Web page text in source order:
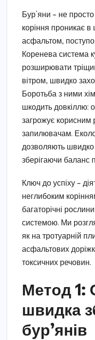
Бур’яни – не просто
коріння проникає
асфальтом,
Коренева система
розширювати
вітром, швидко
Боротьба з ними
шкодить довкіллю:
загрожує корисним
запилювачам.
дозволяють
зберігаючи баланс
Ключ до успіху –
неглибоким
багаторічні
системою. Ми
як на тротуарній
асфальтових
токсичних речовин.
Метод 1:
швидка
бур’янів